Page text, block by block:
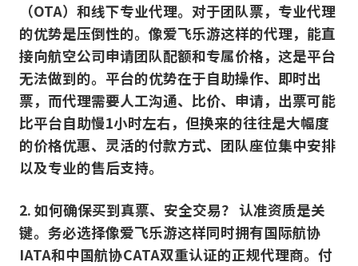
（OTA）和线下专业代理。对于团队票，专业代理
的优势是压倒性的。像爱飞乐游这样的代理，能直
接向航空公司申请团队配额和专属价格，这是平台
无法做到的。平台的优势在于自助操作、即时出
票，而代理需要人工沟通、比价、申请，出票可能
比平台自助慢1小时左右，但换来的往往是大幅度
的价格优惠、灵活的付款方式、团队座位集中安排
以及专业的售后支持。
2. 如何确保买到真票、安全交易？ 认准资质是关
键。务必选择像爱飞乐游这样同时拥有国际航协
IATA和中国航协CATA双重认证的正规代理商。付